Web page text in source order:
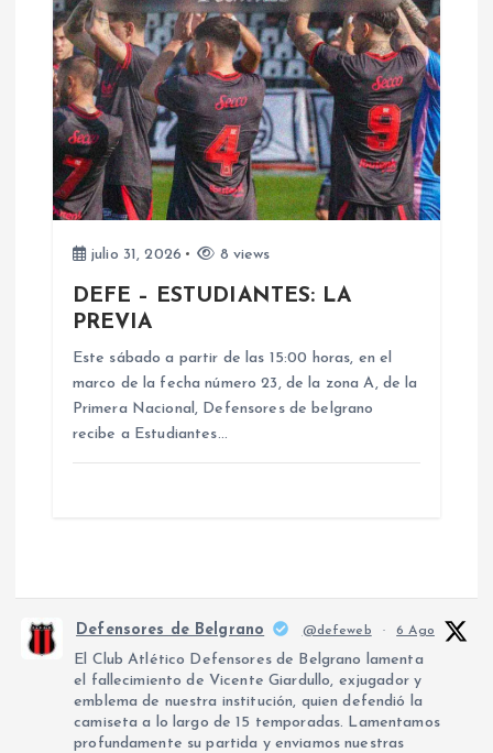
s
julio 31, 2026 8 views
DEFE – ESTUDIANTES: LA
PREVIA
Este sábado a partir de las 15:00 horas, en el
marco de la fecha número 23, de la zona A, de la
Primera Nacional, Defensores de belgrano
recibe a Estudiantes…
Defensores de Belgrano @defeweb · 6 Ago
El Club Atlético Defensores de Belgrano lamenta
el fallecimiento de Vicente Giardullo, exjugador y
emblema de nuestra institución, quien defendió la
camiseta a lo largo de 15 temporadas. Lamentamos
profundamente su partida y enviamos nuestras